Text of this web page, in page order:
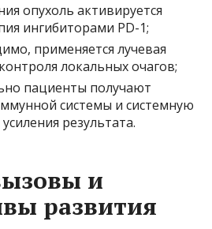
опухоль активируется
ингибиторами PD-1;
применяется лучевая
локальных очагов;
пациенты получают
системы и системную
результата.
и
развития